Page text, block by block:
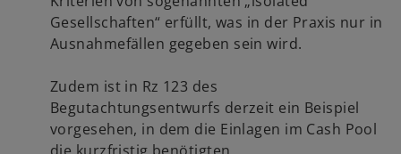
Gesellschaften“ erfüllt, was in der Praxis nur in
Ausnahmefällen gegeben sein wird.
Zudem ist in Rz 123 des
Begutachtungsentwurfs derzeit ein Beispiel
vorgesehen, in dem die Einlagen im Cash Pool